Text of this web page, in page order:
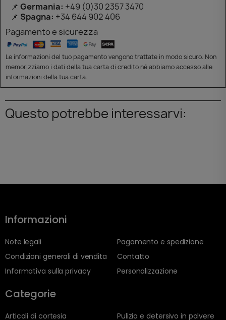
📌 Germania: +49 (0)30 2357 3470
📌 Spagna: +34 644 902 406
Pagamento e sicurezza
Le informazioni del tuo pagamento vengono trattate in modo sicuro. Non
memorizziamo i dati della tua carta di credito né abbiamo accesso alle
informazioni della tua carta.
Questo potrebbe interessarvi:
Informazioni
Note legali
Condizioni generali di vendita
Informativa sulla privacy
Pagamento e spedizione
Contatto
Personalizzazione
Categorie
Articoli di cortesia
Pulizia e detersivo in polvere